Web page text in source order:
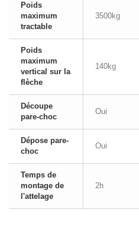
Poids
maximum
tractable
3500kg
Poids
maximum
vertical sur la
flèche
140kg
Découpe
pare-choc
Oui
Dépose pare-
choc
Oui
Temps de
montage de
l'attelage
2h